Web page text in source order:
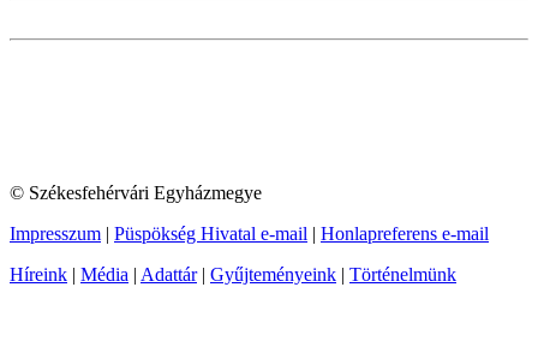
© Székesfehérvári Egyházmegye
Impresszum | Püspökség Hivatal e-mail | Honlapreferens e-mail
Híreink | Média | Adattár| Gyűjteményeink | Történelmünk